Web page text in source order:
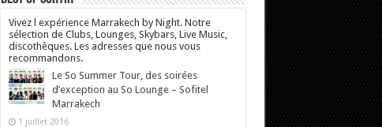
Vivez l expérience Marrakech by Night. Notre
sélection de Clubs, Lounges, Skybars, Live Music,
discothèques. Les adresses que nous vous
recommandons.
Le So Summer Tour, des soirées
d’exception au So Lounge – Sofitel
Marrakech
1 juillet 2016